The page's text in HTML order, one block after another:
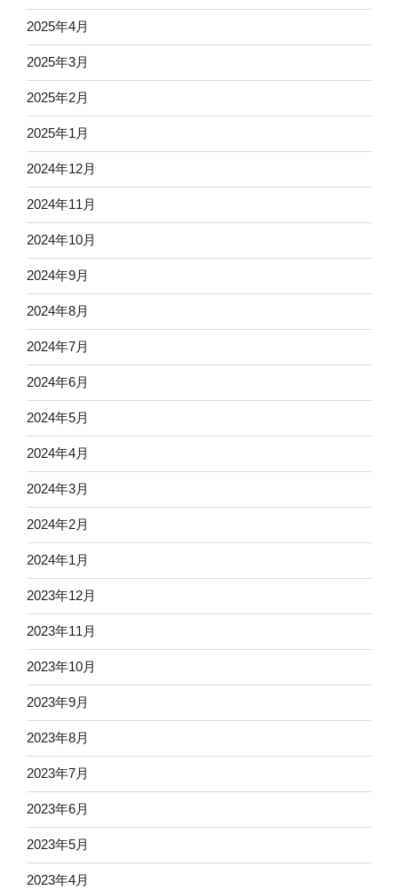
2025年4月
2025年3月
2025年2月
2025年1月
2024年12月
2024年11月
2024年10月
2024年9月
2024年8月
2024年7月
2024年6月
2024年5月
2024年4月
2024年3月
2024年2月
2024年1月
2023年12月
2023年11月
2023年10月
2023年9月
2023年8月
2023年7月
2023年6月
2023年5月
2023年4月